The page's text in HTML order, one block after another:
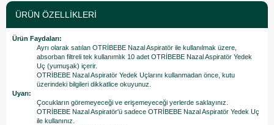
ÜRÜN ÖZELLIKLERI
Ürün Faydaları:
Ayrı olarak satılan OTRİBEBE Nazal Aspiratör ile kullanılmak üzere,
absorban filtreli tek kullanımlık 10 adet OTRİBEBE Nazal Aspiratör Yedek
Uç (yumuşak) içerir.
OTRİBEBE Nazal Aspiratör Yedek Uçlarını kullanmadan önce, kutu
üzerindeki bilgileri dikkatlice okuyunuz.
Uyarı:
Çocukların göremeyeceği ve erişemeyeceği yerlerde saklayınız.
OTRİBEBE Nazal Aspiratör'ü sadece OTRİBEBE Nazal Aspiratör Yedek Uç
ile kullanınız.